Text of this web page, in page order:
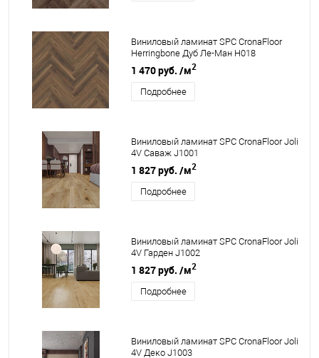
Виниловый ламинат SPC CronaFloor
Herringbone Дуб Ле-Ман H018
1 470 руб. /м2
Подробнее
Виниловый ламинат SPC CronaFloor Joli
4V Саваж J1001
1 827 руб. /м2
Подробнее
Виниловый ламинат SPC CronaFloor Joli
4V Гарден J1002
1 827 руб. /м2
Подробнее
Виниловый ламинат SPC CronaFloor Joli
4V Деко J1003